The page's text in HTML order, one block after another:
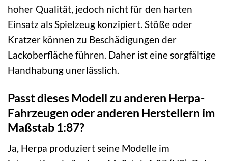
hoher Qualität, jedoch nicht für den harten
Einsatz als Spielzeug konzipiert. Stöße oder
Kratzer können zu Beschädigungen der
Lackoberfläche führen. Daher ist eine sorgfältige
Handhabung unerlässlich.
Passt dieses Modell zu anderen Herpa-
Fahrzeugen oder anderen Herstellern im
Maßstab 1:87?
Ja, Herpa produziert seine Modelle im